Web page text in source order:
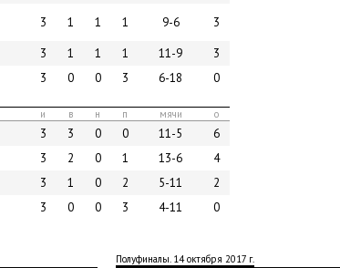
3 1 1 1 9-6
3
3 1 1 1 11-9
3
3 0 0 3 6-18 0
и
в н п мячи о
3 3 0 0 11-5
6
3 2 0 1 13-6
4
3 1 0 2 5-11
2
3 0 0 3 4-11 0
Полуфиналы. 14 октября 2017 г.